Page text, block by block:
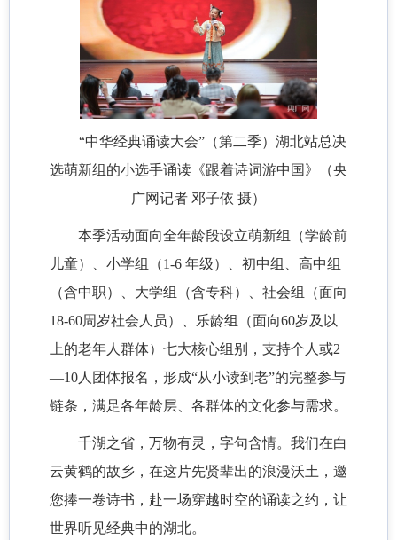
“中华经典诵读大会”（第二季）湖北站总决
选萌新组的小选手诵读《跟着诗词游中国》（央
广网记者 邓子依 摄）
本季活动面向全年龄段设立萌新组（学龄前
儿童）、小学组（1-6 年级）、初中组、高中组
（含中职）、大学组（含专科）、社会组（面向
18-60周岁社会人员）、乐龄组（面向60岁及以
上的老年人群体）七大核心组别，支持个人或2
—10人团体报名，形成“从小读到老”的完整参与
链条，满足各年龄层、各群体的文化参与需求。
千湖之省，万物有灵，字句含情。我们在白
云黄鹤的故乡，在这片先贤辈出的浪漫沃土，邀
您捧一卷诗书，赴一场穿越时空的诵读之约，让
世界听见经典中的湖北。